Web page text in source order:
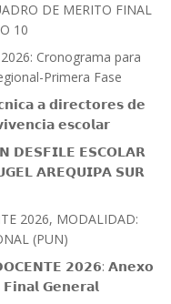
DE MERITO FINAL
10
Cronograma para
Primera Fase
𝗮 𝗱𝗶𝗿𝗲𝗰𝘁𝗼𝗿𝗲𝘀 𝗱𝗲
𝗲𝘀𝗰𝗼𝗹𝗮𝗿
𝗗𝗘𝗦𝗙𝗜𝗟𝗘 𝗘𝗦𝗖𝗢𝗟𝗔𝗥
𝗔𝗥𝗘𝗤𝗨𝗜𝗣𝗔 𝗦𝗨𝗥
2026, MODALIDAD:
(PUN)
𝟮𝟬𝟮𝟲: 𝗔𝗻𝗲𝘅𝗼
𝗚𝗲𝗻𝗲𝗿𝗮𝗹